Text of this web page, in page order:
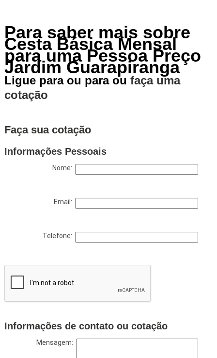
Para saber mais sobre
Cesta Básica Mensal
para uma Pessoa Preço
Jardim Guarapiranga
Ligue para ou para ou faça uma
cotação
Faça sua cotação
Informações Pessoais
Nome:
Email:
Telefone:
Informações de contato ou cotação
Mensagem: